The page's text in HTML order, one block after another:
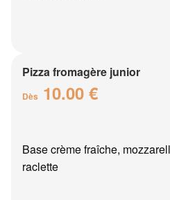
Pizza fromagère junior
Dès 10.00 €
Base crème fraîche,
raclette